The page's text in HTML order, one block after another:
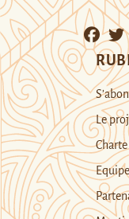
Le
Equipe